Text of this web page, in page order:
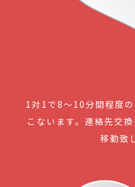
1対1で8～10分間程度
こないます。連絡先交
移動致